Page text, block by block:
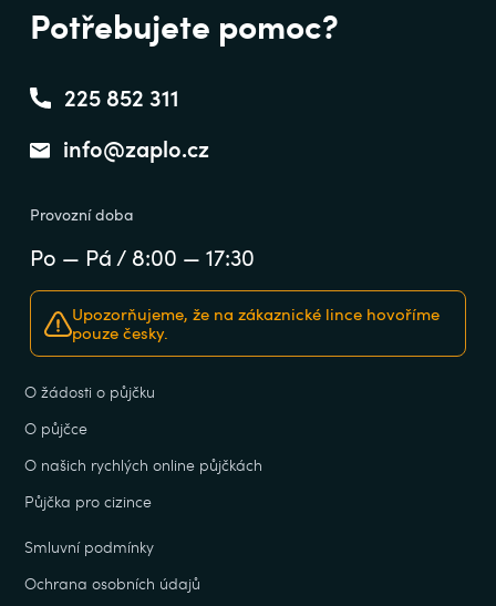
Potřebujete pomoc?
225 852 311
info@zaplo.cz
Provozní doba
Po — Pá / 8:00 — 17:30
Upozorňujeme, že na zákaznické lince hovoříme
pouze česky.
O žádosti o půjčku
O půjčce
O našich rychlých online půjčkách
Půjčka pro cizince
Smluvní podmínky
Ochrana osobních údajů